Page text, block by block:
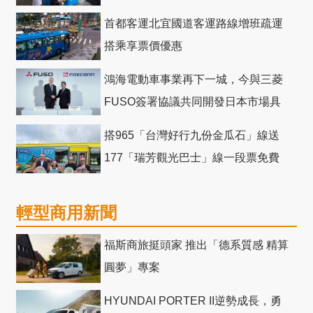
首都客運北宜國道客運路線增班疏運
搭乘享票價優惠
鴻海電動車事業再下一城，今與三菱
FUSO簽署協議共同開發日本市場具
搭965「台灣好行九份金瓜石」線送
177「瑞芳觀光巴士」線一段票免費
輕型商用新聞
福斯商旅挺頭家 推出「德系質感 精算
圓夢」專案
HYUNDAI PORTER II逆勢成長，勇